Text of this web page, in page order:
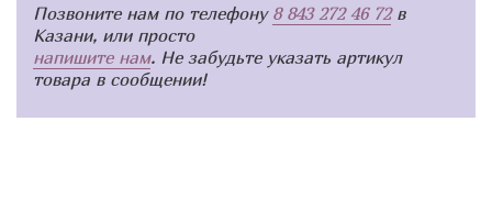
Позвоните нам по телефону 8 843 272 46 72в
Казани, или просто
напишите нам. Не забудьте указать артикул
товара в сообщении!